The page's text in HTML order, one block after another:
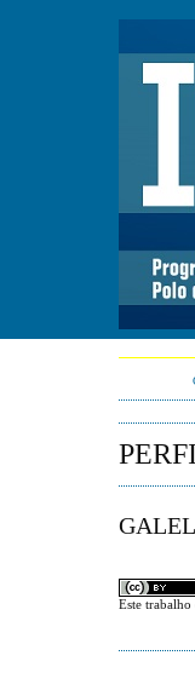
Este trabalho